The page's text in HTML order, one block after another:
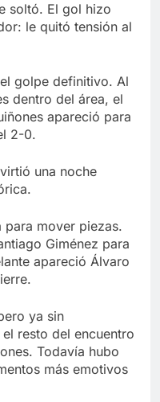
soltó. El gol hizo
le quitó tensión al
golpe definitivo. Al
dentro del área, el
apareció para
2-0.
una noche
mover piezas.
Giménez para
apareció Álvaro
ya sin
resto del encuentro
Todavía hubo
más emotivos